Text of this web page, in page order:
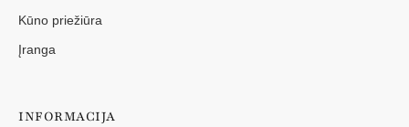
Kūno priežiūra
Įranga
INFORMACIJA